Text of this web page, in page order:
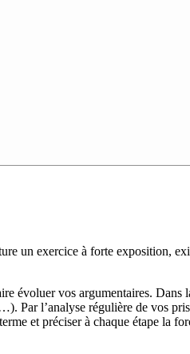
un exercice à forte exposition,
vos argumentaires. Dans
Par l’analyse régulière de vos
et préciser à chaque étape la